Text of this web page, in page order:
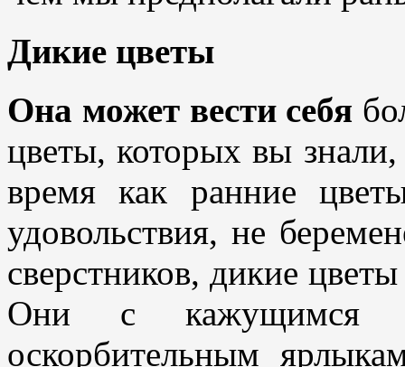
Дикие цветы
Она может вести себя
цветы, которых вы
время как ранние
удовольствия, не
сверстников, дикие
Они с кажущимся
оскорбительным